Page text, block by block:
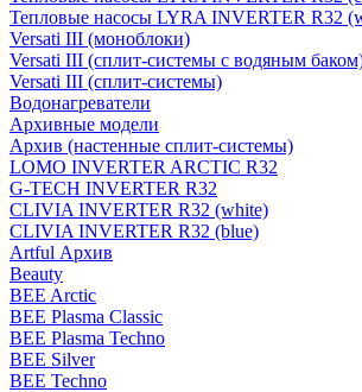
Тепловые насосы LYRA INVERTER R32
Versati III (моноблоки)
Versati III (сплит-системы с водяным
Versati III (сплит-системы)
Водонагреватели
Архивные модели
Архив (настенные сплит-системы)
LOMO INVERTER ARCTIC R32
G-TECH INVERTER R32
CLIVIA INVERTER R32 (white)
CLIVIA INVERTER R32 (blue)
Artful Архив
Beauty
BEE Arctic
BEE Plasma Classic
BEE Plasma Techno
BEE Silver
BEE Techno